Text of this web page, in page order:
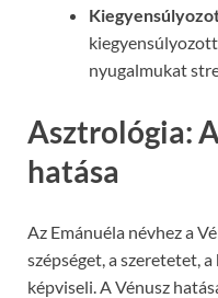
nyugalmukat
Asztrológia:
hatása
Az Emánuéla névhez a
szépséget, a szeretetet,
képviseli. A Vénusz